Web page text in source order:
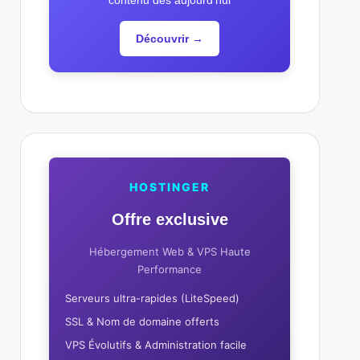
Découvrir →
HOSTINGER
Offre exclusive
Hébergement Web & VPS Haute
Performance
Serveurs ultra-rapides (LiteSpeed)
SSL & Nom de domaine offerts
VPS Évolutifs & Administration facile